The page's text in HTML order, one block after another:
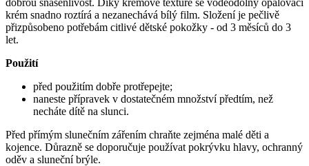
krém snadno roztírá a nezanechává bílý film. Složení je pečlivě
přizpůsobeno potřebám citlivé dětské pokožky - od 3 měsíců do 3
let.
Použití
před použitím dobře protřepejte;
naneste přípravek v dostatečném množství předtím, než
necháte dítě na slunci.
Před přímým slunečním zářením chraňte zejména malé děti a
kojence. Důrazně se doporučuje používat pokrývku hlavy, ochranný
oděv a sluneční brýle.